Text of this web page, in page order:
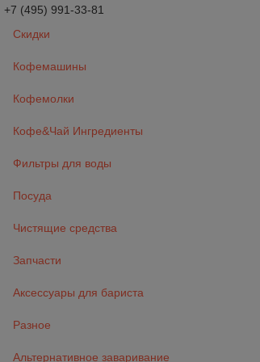
+7 (495) 991-33-81
Скидки
Кофемашины
Кофемолки
Кофе&Чай Ингредиенты
Фильтры для воды
Посуда
Чистящие средства
Запчасти
Аксессуары для бариста
Разное
Альтернативное заваривание